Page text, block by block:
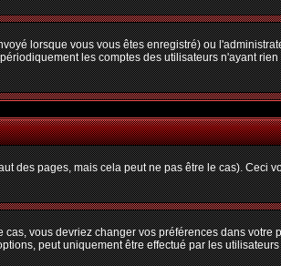
lorsque vous vous êtes enregistré) ou
les comptes des utilisateurs n'ayant
des pages, mais cela peut ne pas être le cas). Ceci
vous devriez changer vos préférences dans votre
peut uniquement être effectué par les